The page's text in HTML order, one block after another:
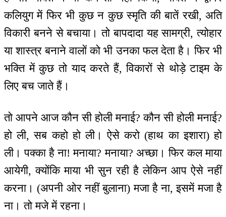
कलियुग में फिर भी कुछ न कुछ स्मृति की बातें रखी, अति
विकारी बनने से बचाया। तो बापदादा यह सामग्री, त्योहार
या शास्त्र बनाने वालों को भी उनका फल देता है। फिर भी
भक्ति में कुछ तो याद करते हैं, विकारों से थोड़े टाइम के
लिए बच जाते हैं।
तो आपने आज कौन सी होली मनाई? कौन सी होली मनाई?
हो ली, सब कहो हो ली। ऐसे करो (हाथ का इशारा) हो
ली। पक्का है ना! मनाया? मनाया? अच्छा। फिर कल माया
आयेगी, क्योंकि माया भी सुन रही है लेकिन आप ऐसे नहीं
करना। (अपनी ओर नहीं बुलाना) मजा है ना, इसमें मजा है
ना। तो मजे में रहना।